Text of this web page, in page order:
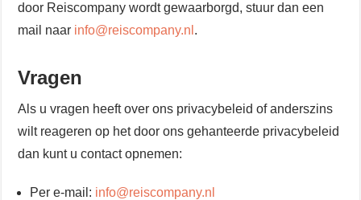
door Reiscompany wordt gewaarborgd, stuur dan een
mail naar info@reiscompany.nl .
Vragen
Als u vragen heeft over ons privacybeleid of anderszins
wilt reageren op het door ons gehanteerde privacybeleid
dan kunt u contact opnemen:
Per e-mail: info@reiscompany.nl